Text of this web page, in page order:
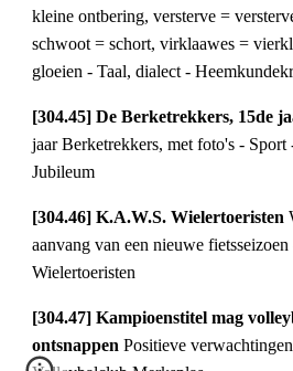
kleine ontbering, versterve =
schwoot = schort, virklaawes =
gloeien - Taal, dialect -
[304.45] De Berketrekkers, 15de
jaar Berketrekkers, met foto's -
Jubileum
[304.46] K.A.W.S. Wielertoeristen
aanvang van een nieuwe
Wielertoeristen
[304.47] Kampioenstitel mag
ontsnappen Positieve